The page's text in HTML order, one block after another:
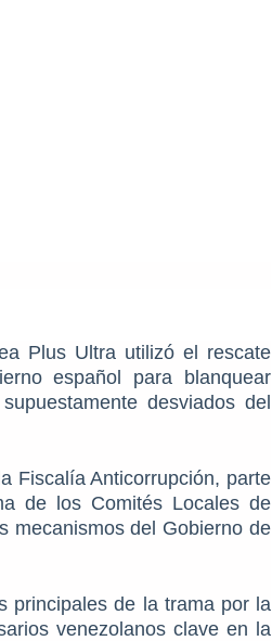
Plus Ultra utilizó el rescate
español para blanquear
desviados del
Fiscalía Anticorrupción, parte
de los Comités Locales de
mecanismos del Gobierno de
principales de la trama por la
venezolanos clave en la